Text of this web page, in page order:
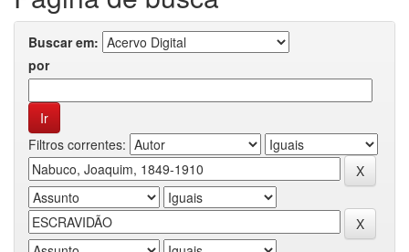
Buscar em:
por
Filtros correntes: